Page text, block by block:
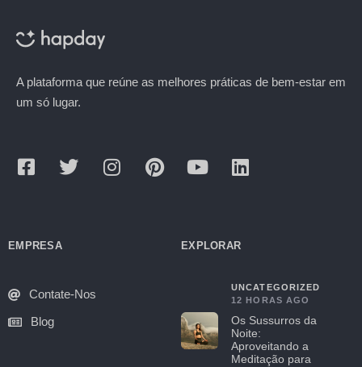
A plataforma que reúne as melhores práticas de bem-estar em
um só lugar.
EMPRESA
Contate-Nos
Blog
EXPLORAR
UNCATEGORIZED
12 HORAS AGO
Os Sussurros da
Noite:
Aproveitando a
Meditação para